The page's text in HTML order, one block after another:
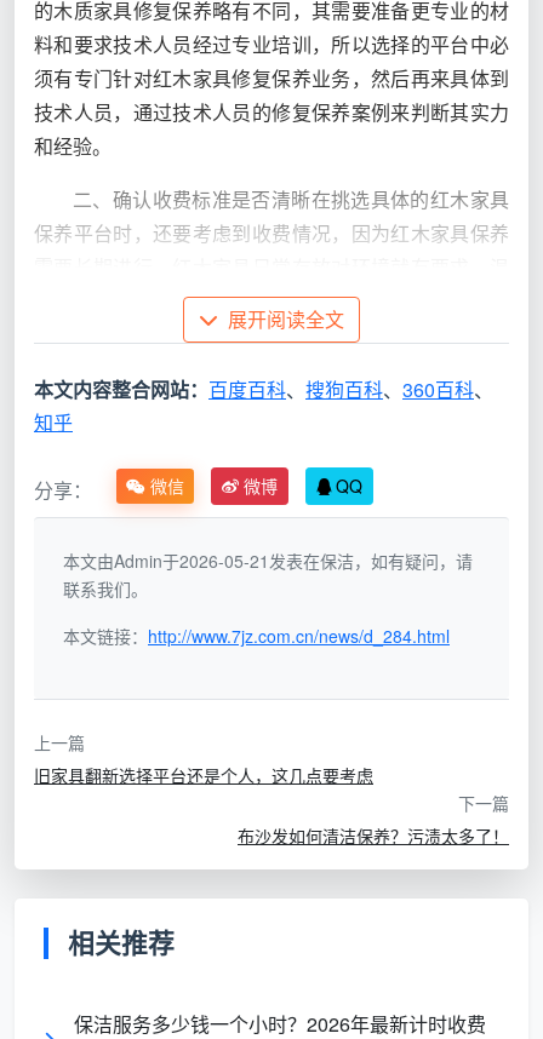
的木质家具修复保养略有不同，其需要准备更专业的材
料和要求技术人员经过专业培训，所以选择的平台中必
须有专门针对红木家具修复保养业务，然后再来具体到
技术人员，通过技术人员的修复保养案例来判断其实力
和经验。
二、确认收费标准是否清晰在挑选具体的红木家具
保养平台时，还要考虑到收费情况，因为红木家具保养
度湿度不满足要求很容易出现家具开裂或者发霉的情
况，尤其是冬季供暖时家具腿容易裂开等，同时新生产
以考虑到保养修复作业内容不同，就要确保选择的红木
家具保养平台针对具体服务有清晰的报价标准，这样利
于客户控制预算，像万师傅平台就有多种报价方式，具
体可注册咨询。选择红木家具保养平台要重视刚才提到
况，合理规划今后的红木家具保养计划。
展开阅读全文
本文内容整合网站： 百度百科、 搜狗百科、 360百科、
知乎
分享： 微信 微博 QQ
本文由Admin于2026-05-21发表在保洁，如有疑问，请
联系我们。
本文链接： http://www.7jz.com.cn/news/d_284.html
上一篇
旧家具翻新选择平台还是个人，这几点要考虑
下一篇
布沙发如何清洁保养？污渍太多了！
相关推荐
保洁服务多少钱一个小时？2026年最新计时收费